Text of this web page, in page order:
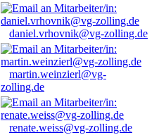
daniel.vrhovnik@vg-zolling.de
martin.weinzierl@vg-
zolling.de
renate.weiss@vg-zolling.de